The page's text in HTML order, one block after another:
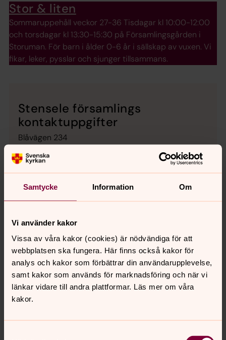
Samtycke Information Om
Vi använder kakor
Vissa av våra kakor (cookies) är nödvändiga för att
webbplatsen ska fungera. Här finns också kakor för
analys och kakor som förbättrar din användarupplevelse,
samt kakor som används för marknadsföring och när vi
länkar vidare till andra plattformar. Läs mer om våra
kakor.
Stor & liten
Sommaruppehåll veckor 27-36 Tisdagar kl 10:00-12:00
och torsdagar kl 13:30-15:30 på Församlingsgården i
Storuman. För barn i ålder 0-6 år i sällskap av vuxen. Vi
fikar, leker, pysslar och sjunger tillsammans.
Stensele församlings
kontaktuppgifter
Blåvägen 234
Telefon:0951-265 00
Telefontid, månd-fred kl 10 - 12
Epost:stensele.forsamling@svenskakyrkan.se
Senast ändrad 7 februari 2023
Synpunkter eller frågor på sidans
innehåll?
stensele.forsamling@svenskakyrkan.se
Dela